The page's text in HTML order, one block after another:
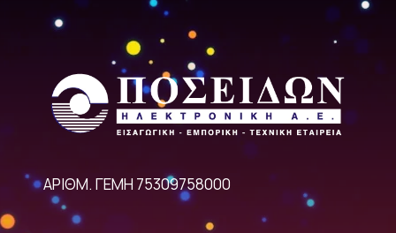
ΑΡΙΘΜ. ΓΕΜΗ 75309758000